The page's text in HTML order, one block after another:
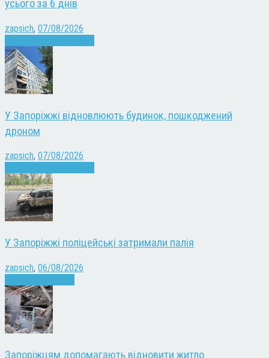
усього за 6 днів
zapsich, 07/08/2026
У Запоріжжі відновлюють будинок, пошкоджений
дроном
zapsich, 07/08/2026
У Запоріжжі поліцейські затримали палія
zapsich, 06/08/2026
Запоріжцям допомагають відновити житло